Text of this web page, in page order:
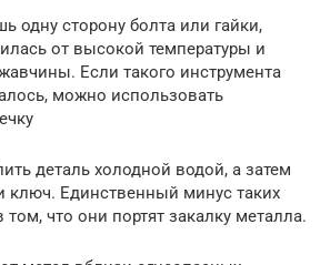
одну сторону болта или гайки,
от высокой температуры и
Если такого инструмента
можно использовать
деталь холодной водой, а затем
ключ. Единственный минус таких
том, что они портят закалку металла.